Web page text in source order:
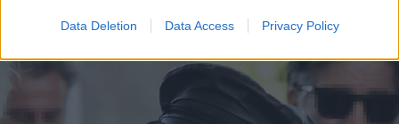
Data Deletion Data Access Privacy Policy